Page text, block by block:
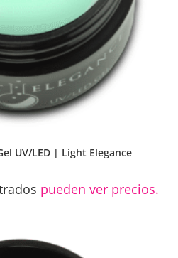
UV/LED | Light Elegance
pueden ver precios.